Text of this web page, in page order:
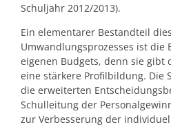
Schuljahr 2012/2013).
Ein elementarer Bestandteil
Umwandlungsprozesses ist die
eigenen Budgets, denn sie gibt
eine stärkere Profilbildung. Die
die erweiterten
Schulleitung der
zur Verbesserung der